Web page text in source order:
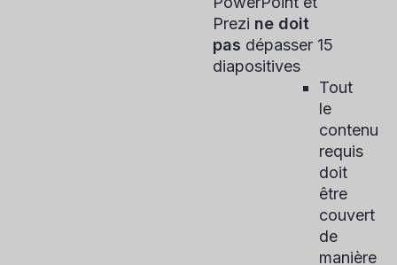
Prezi ne doit
pas dépasser 15
diapositives
Tout
le
contenu
requis
doit
être
couvert
de
manière